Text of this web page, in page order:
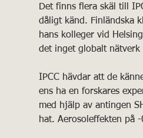
Det finns flera skäl till
dåligt känd. Finländska
hans kolleger vid
det inget globalt
IPCC hävdar att de
ens ha en forskares
med hjälp av antingen
hat. Aerosoleffekten på